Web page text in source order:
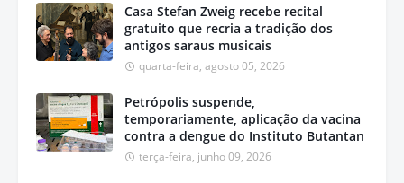
Casa Stefan Zweig recebe recital
gratuito que recria a tradição dos
antigos saraus musicais
quarta-feira, agosto 05, 2026
Petrópolis suspende,
temporariamente, aplicação da vacina
contra a dengue do Instituto Butantan
terça-feira, junho 09, 2026